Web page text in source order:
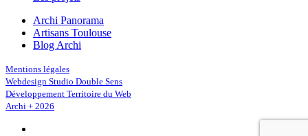
Archi Panorama
Artisans Toulouse
Blog Archi
Mentions légales
Webdesign Studio Double Sens
Développement Territoire du Web
Archi + 2026